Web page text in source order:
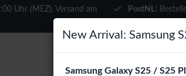
Es
Uhr (MEZ), Versand am
PostNL:
New Arrival: Samsung
Samsung Galaxy S25 / S25